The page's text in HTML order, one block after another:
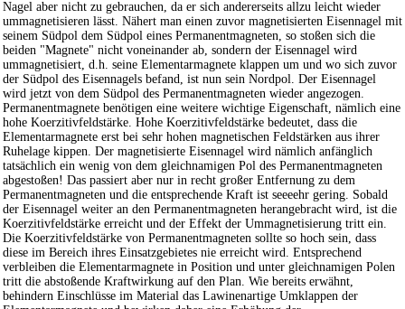
Nagel aber nicht zu gebrauchen, da er sich andererseits allzu leicht wieder
ummagnetisieren lässt. Nähert man einen zuvor magnetisierten Eisennagel mit
seinem Südpol dem Südpol eines Permanentmagneten, so stoßen sich die
beiden "Magnete" nicht voneinander ab, sondern der Eisennagel wird
ummagnetisiert, d.h. seine Elementarmagnete klappen um und wo sich zuvor
der Südpol des Eisennagels befand, ist nun sein Nordpol. Der Eisennagel
wird jetzt von dem Südpol des Permanentmagneten wieder angezogen.
Permanentmagnete benötigen eine weitere wichtige Eigenschaft, nämlich eine
hohe Koerzitivfeldstärke. Hohe Koerzitivfeldstärke bedeutet, dass die
Elementarmagnete erst bei sehr hohen magnetischen Feldstärken aus ihrer
Ruhelage kippen. Der magnetisierte Eisennagel wird nämlich anfänglich
tatsächlich ein wenig von dem gleichnamigen Pol des Permanentmagneten
abgestoßen! Das passiert aber nur in recht großer Entfernung zu dem
Permanentmagneten und die entsprechende Kraft ist seeeehr gering. Sobald
der Eisennagel weiter an den Permanentmagneten herangebracht wird, ist die
Koerzitivfeldstärke erreicht und der Effekt der Ummagnetisierung tritt ein.
Die Koerzitivfeldstärke von Permanentmagneten sollte so hoch sein, dass
diese im Bereich ihres Einsatzgebietes nie erreicht wird. Entsprechend
verbleiben die Elementarmagnete in Position und unter gleichnamigen Polen
tritt die abstoßende Kraftwirkung auf den Plan. Wie bereits erwähnt,
behindern Einschlüsse im Material das Lawinenartige Umklappen der